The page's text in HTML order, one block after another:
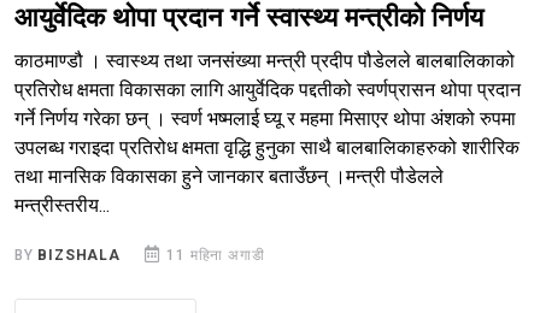
आयुर्वेदिक थोपा प्रदान गर्ने स्वास्थ्य मन्त्रीको निर्णय
काठमाण्डौ । स्वास्थ्य तथा जनसंख्या मन्त्री प्रदीप पौडेलले बालबालिकाको
प्रतिरोध क्षमता विकासका लागि आयुर्वेदिक पद्दतीको स्वर्णप्रासन थोपा प्रदान
गर्ने निर्णय गरेका छन् । स्वर्ण भष्मलाई घ्यू र महमा मिसाएर थोपा अंशको रुपमा
उपलब्ध गराइदा प्रतिरोध क्षमता वृद्धि हुनुका साथै बालबालिकाहरुको शारीरिक
तथा मानसिक विकासका हुने जानकार बताउँछन् ।मन्त्री पौडेलले
मन्त्रीस्तरीय...
BY BIZSHALA 11 महिना अगाडी